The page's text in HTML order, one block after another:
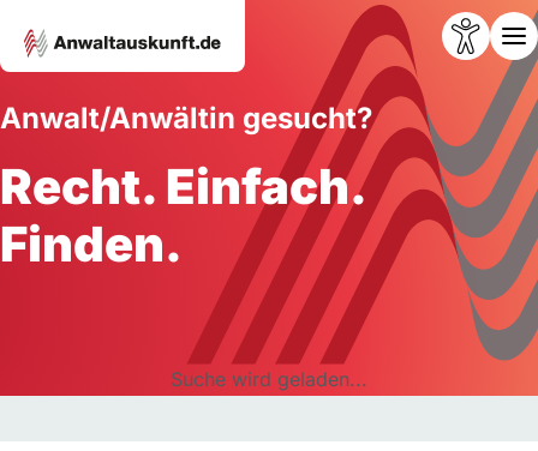
Anwalt/Anwältin gesucht?
Recht. Einfach.
Finden.
Suche wird geladen...